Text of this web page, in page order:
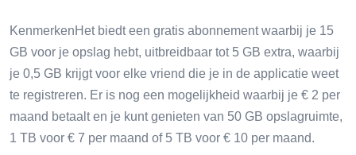
KenmerkenHet biedt een gratis abonnement waarbij je 15
GB voor je opslag hebt, uitbreidbaar tot 5 GB extra, waarbij
je 0,5 GB krijgt voor elke vriend die je in de applicatie weet
te registreren. Er is nog een mogelijkheid waarbij je € 2 per
maand betaalt en je kunt genieten van 50 GB opslagruimte,
1 TB voor € 7 per maand of 5 TB voor € 10 per maand.